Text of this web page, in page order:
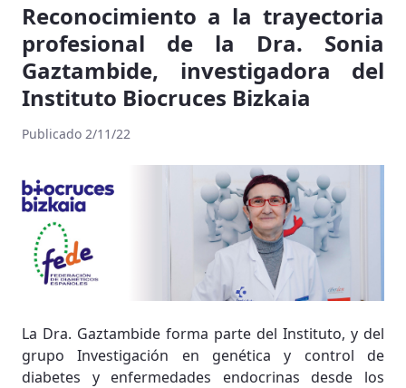
Reconocimiento a la trayectoria
profesional de la Dra. Sonia
Gaztambide, investigadora del
Instituto Biocruces Bizkaia
Publicado 2/11/22
La Dra. Gaztambide forma parte del Instituto, y del
grupo Investigación en genética y control de
diabetes y enfermedades endocrinas desde los